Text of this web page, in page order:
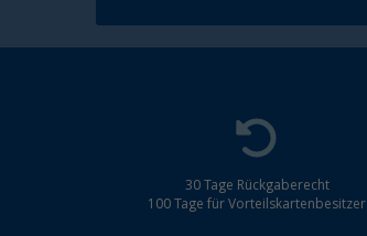
30 Tage Rückgaberecht
100 Tage für Vorteilskartenbesitzer